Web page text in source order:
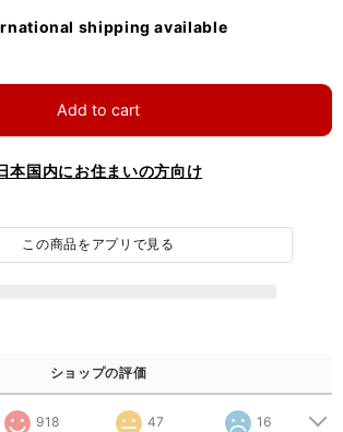
shipping available
Add to cart
本国内にお住まいの方向け
この商品をアプリで見る
ショップの評価
918 47 16